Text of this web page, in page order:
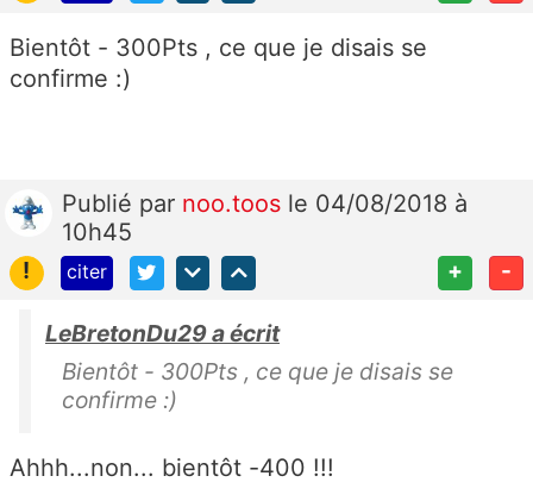
Bientôt - 300Pts , ce que je disais se
confirme :)
Publié par noo.toos le 04/08/2018 à
10h45
!
citer + -
LeBretonDu29 a écrit
Bientôt - 300Pts , ce que je disais se
confirme :)
Ahhh...non... bientôt -400 !!!